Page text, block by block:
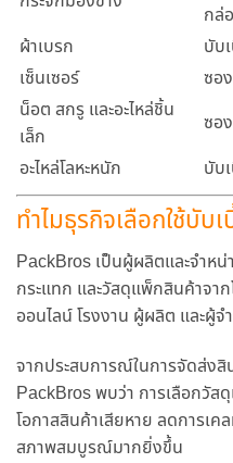
กล่
ผ้าเบรก
บับ
เซ็นเซอร์
ซอ
น็อต สกรู และอะไหล่ชิ้น
เล็ก
ซอ
อะไหล่โลหะหนัก
บับ
ทำไมธุรกิจเลือกใช้บับ
PackBros เป็นผู้ผลิตและจำห
กระแทก และวัสดุแพ็กสินค้าจา
ออนไลน์ โรงงาน ผู้ผลิต และผู้จ
จากประสบการณ์ในการจัดส่ง
PackBros พบว่า การเลือกวั
โอกาสสินค้าเสียหาย ลดการเค
สภาพสมบูรณ์มากยิ่งขึ้น